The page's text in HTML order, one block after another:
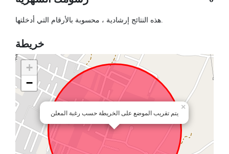
خريطة
يتم تقريب الموضع على الخريطة حسب رغبة المعلن
×
+
−